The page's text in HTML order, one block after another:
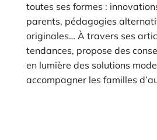
toutes ses formes :
parents, pédagogies
originales… À travers ses
tendances, propose des
en lumière des solutions
accompagner les familles